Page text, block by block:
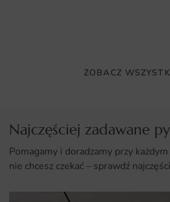
ZOBACZ
Najczęściej zadawane
Pomagamy i doradzamy przy
nie chcesz czekać – sprawdź